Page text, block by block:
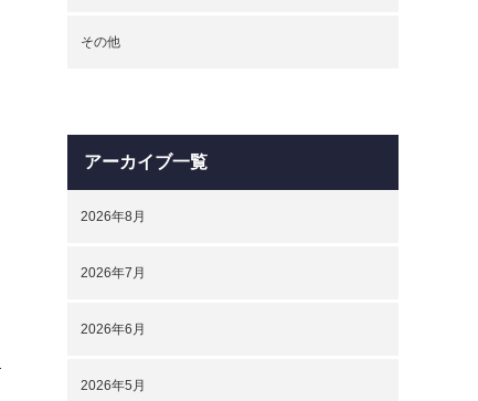
その他
アーカイブ一覧
2026年8月
2026年7月
2026年6月
2026年5月